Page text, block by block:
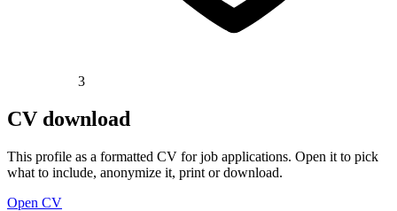
3
CV download
This profile as a formatted CV for job applications. Open it to pick
what to include, anonymize it, print or download.
Open CV